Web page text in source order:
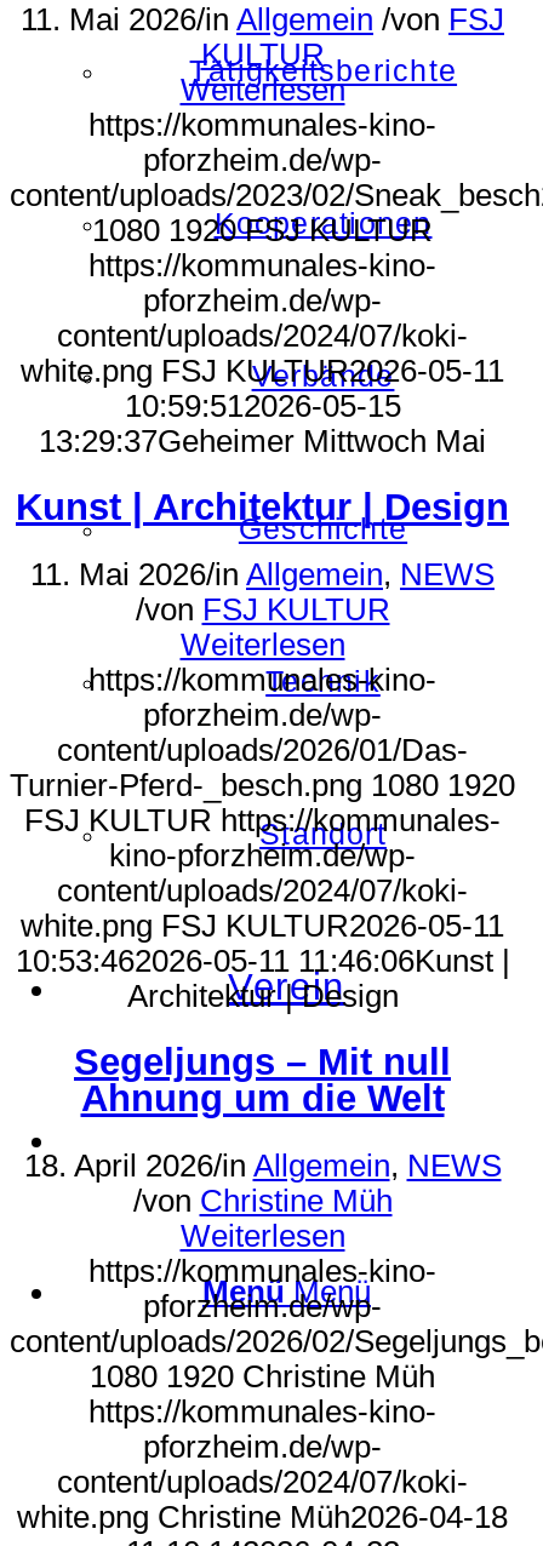
Tätigkeitsberichte
Kooperationen
Verbände
Geschichte
Technik
Standort
Verein
Menü Menü
11. Mai 2026/in Allgemein /von FSJ
KULTUR
Weiterlesen
https://kommunales-kino-
pforzheim.de/wp-
content/uploads/2023/02/
1080 1920 FSJ KULTUR
https://kommunales-kino-
pforzheim.de/wp-
content/uploads/2024/07/koki-
white.png FSJ KULTUR2026-05-11
10:59:512026-05-15
13:29:37Geheimer Mittwoch Mai
Kunst | Architektur | Design
11. Mai 2026/in Allgemein, NEWS
/von FSJ KULTUR
Weiterlesen
https://kommunales-kino-
pforzheim.de/wp-
content/uploads/2026/01/Das-
Turnier-Pferd-_besch.png 1080 1920
FSJ KULTUR https://kommunales-
kino-pforzheim.de/wp-
content/uploads/2024/07/koki-
white.png FSJ KULTUR2026-05-11
10:53:462026-05-11 11:46:06Kunst |
Architektur | Design
Segeljungs – Mit null
Ahnung um die Welt
18. April 2026/in Allgemein, NEWS
/von Christine Müh
Weiterlesen
https://kommunales-kino-
pforzheim.de/wp-
content/uploads/2026/02/
1080 1920 Christine Müh
https://kommunales-kino-
pforzheim.de/wp-
content/uploads/2024/07/koki-
white.png Christine Müh2026-04-18